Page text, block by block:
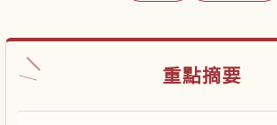
重點摘要